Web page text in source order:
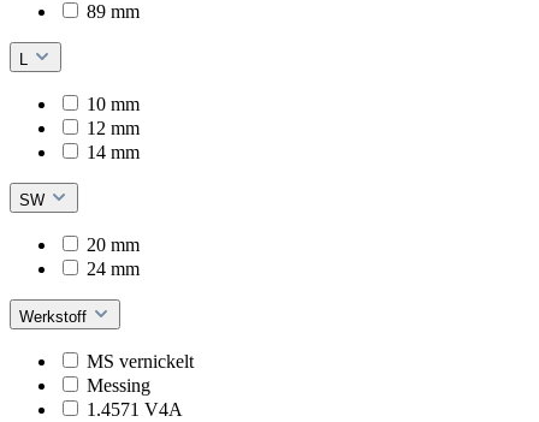
89 mm
L
10 mm
12 mm
14 mm
SW
20 mm
24 mm
Werkstoff
MS vernickelt
Messing
1.4571 V4A